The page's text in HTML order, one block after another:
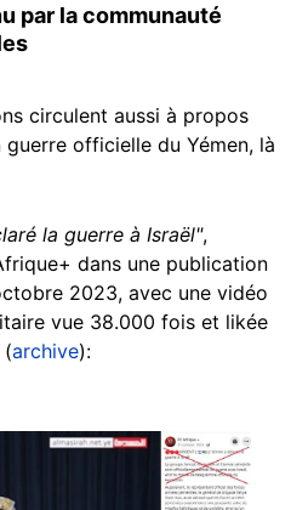
par la communauté
circulent aussi à propos
officielle du Yémen, là
la guerre à Israël",
dans une publication
2023, avec une vidéo
vue 38.000 fois et likée
(archive):